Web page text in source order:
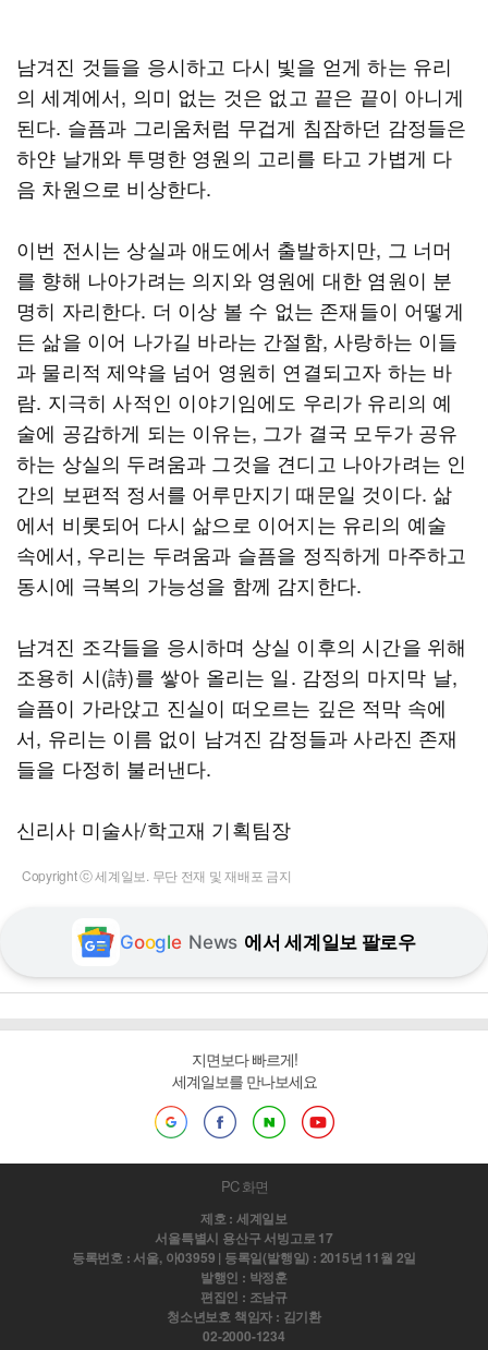
남겨진 것들을 응시하고 다시 빛을 얻게 하는 유리
의 세계에서, 의미 없는 것은 없고 끝은 끝이 아니게
된다. 슬픔과 그리움처럼 무겁게 침잠하던 감정들은
하얀 날개와 투명한 영원의 고리를 타고 가볍게 다
음 차원으로 비상한다.
이번 전시는 상실과 애도에서 출발하지만, 그 너머
를 향해 나아가려는 의지와 영원에 대한 염원이 분
명히 자리한다. 더 이상 볼 수 없는 존재들이 어떻게
든 삶을 이어 나가길 바라는 간절함, 사랑하는 이들
과 물리적 제약을 넘어 영원히 연결되고자 하는 바
람. 지극히 사적인 이야기임에도 우리가 유리의 예
술에 공감하게 되는 이유는, 그가 결국 모두가 공유
하는 상실의 두려움과 그것을 견디고 나아가려는 인
간의 보편적 정서를 어루만지기 때문일 것이다. 삶
에서 비롯되어 다시 삶으로 이어지는 유리의 예술
속에서, 우리는 두려움과 슬픔을 정직하게 마주하고
동시에 극복의 가능성을 함께 감지한다.
남겨진 조각들을 응시하며 상실 이후의 시간을 위해
조용히 시(詩)를 쌓아 올리는 일. 감정의 마지막 날,
슬픔이 가라앉고 진실이 떠오르는 깊은 적막 속에
서, 유리는 이름 없이 남겨진 감정들과 사라진 존재
들을 다정히 불러낸다.
신리사 미술사/학고재 기획팀장
Copyright ⓒ 세계일보. 무단 전재 및 재배포 금지
Google News 에서 세계일보 팔로우
지면보다 빠르게!
세계일보를 만나보세요
PC 화면
제호 : 세계일보
서울특별시 용산구 서빙고로 17
등록번호 : 서울, 아03959 | 등록일(발행일) : 2015년 11월 2일
발행인 : 박정훈
편집인 : 조남규
청소년보호 책임자 : 김기환
02-2000-1234